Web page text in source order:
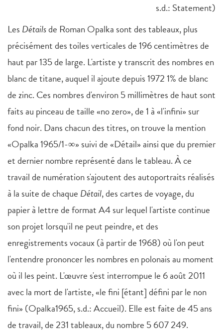
s.d.: Statement)
Les Détailsde Roman Opalka sont des tableaux, plus
précisément des toiles verticales de 196 centimètres de
haut par 135 de large. L'artiste y transcrit des nombres en
blanc de titane, auquel il ajoute depuis 1972 1% de blanc
de zinc. Ces nombres d'environ 5 millimètres de haut sont
faits au pinceau de taille «no zero», de 1 à «l'infini» sur
fond noir. Dans chacun des titres, on trouve la mention
«Opalka 1965/1-∞» suivi de «Détail» ainsi que du premier
et dernier nombre représenté dans le tableau. À ce
travail de numération s'ajoutent des autoportraits réalisés
à la suite de chaque Détail, des cartes de voyage, du
papier à lettre de format A4 sur lequel l'artiste continue
son projet lorsqu'il ne peut peindre, et des
enregistrements vocaux (à partir de 1968) où l'on peut
l'entendre prononcer les nombres en polonais au moment
où il les peint. L'œuvre s'est interrompue le 6 août 2011
avec la mort de l'artiste, «le fini [étant] défini par le non
fini» (Opalka1965, s.d.: Accueil). Elle est faite de 45 ans
de travail, de 231 tableaux, du nombre 5 607 249.